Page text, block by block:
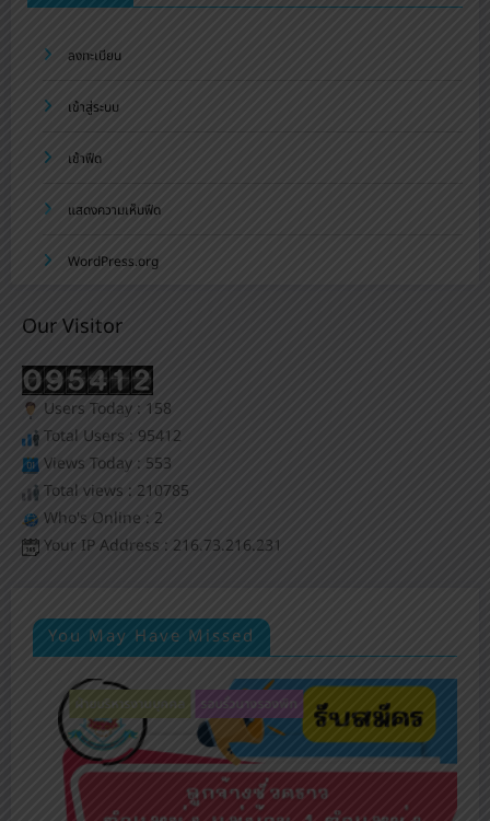
ลงทะเบียน
เข้าสู่ระบบ
เข้าฟีด
แสดงความเห็นฟีด
WordPress.org
Our Visitor
Users Today : 158
Total Users : 95412
Views Today : 553
Total views : 210785
Who's Online : 2
Your IP Address : 216.73.216.231
You May Have Missed
งานรับสมัครนักเรียน ฝ่ายวิชาการ